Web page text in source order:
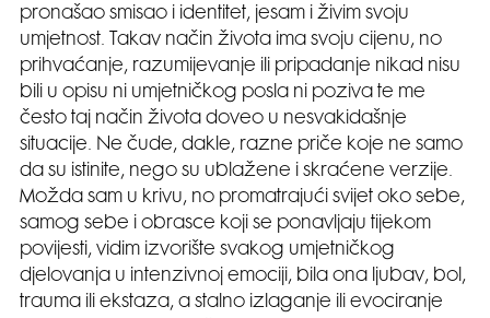
pronašao smisao i identitet, jesam i živim svoju
umjetnost. Takav način života ima svoju cijenu, no
prihvaćanje, razumijevanje ili pripadanje nikad nisu
bili u opisu ni umjetničkog posla ni poziva te me
često taj način života doveo u nesvakidašnje
situacije. Ne čude, dakle, razne priče koje ne samo
da su istinite, nego su ublažene i skraćene verzije.
Možda sam u krivu, no promatrajući svijet oko sebe,
samog sebe i obrasce koji se ponavljaju tijekom
povijesti, vidim izvorište svakog umjetničkog
djelovanja u intenzivnoj emociji, bila ona ljubav, bol,
trauma ili ekstaza, a stalno izlaganje ili evociranje